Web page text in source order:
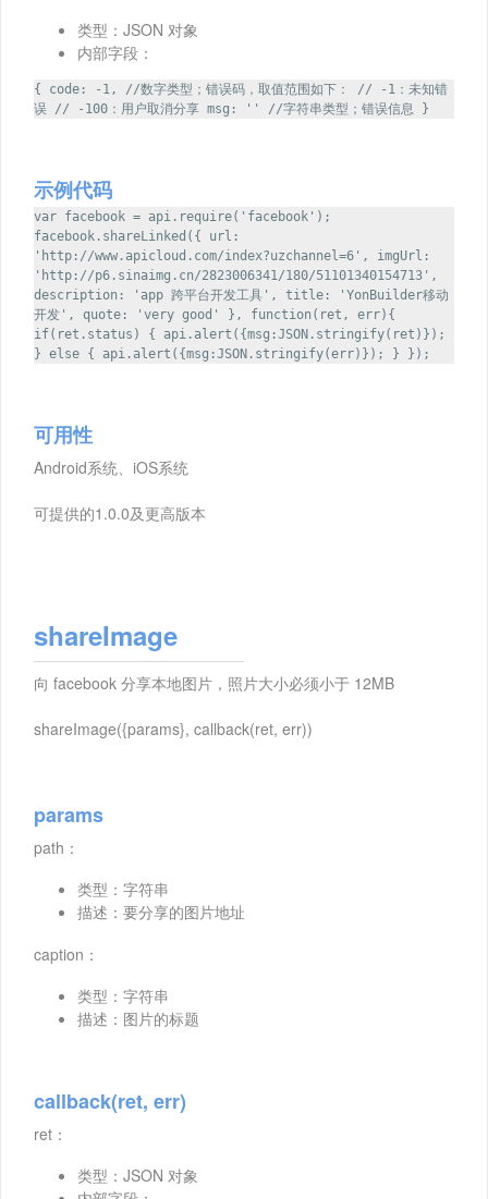
类型：JSON 对象
内部字段：
{ code: -1, //数字类型；错误码，取值范围如下： // -1：未知错
误 // -100：用户取消分享 msg: '' //字符串类型；错误信息 }
示例代码
var facebook = api.require('facebook');
facebook.shareLinked({ url:
'http://www.apicloud.com/index?uzchannel=6', imgUrl:
'http://p6.sinaimg.cn/2823006341/180/51101340154713',
description: 'app 跨平台开发工具', title: 'YonBuilder移动
开发', quote: 'very good' }, function(ret, err){
if(ret.status) { api.alert({msg:JSON.stringify(ret)});
} else { api.alert({msg:JSON.stringify(err)}); } });
可用性
Android系统、iOS系统
可提供的1.0.0及更高版本
shareImage
向 facebook 分享本地图片，照片大小必须小于 12MB
shareImage({params}, callback(ret, err))
params
path：
类型：字符串
描述：要分享的图片地址
caption：
类型：字符串
描述：图片的标题
callback(ret, err)
ret：
类型：JSON 对象